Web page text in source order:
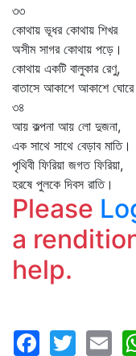
৩৩
কোথায় ভূধর কোথায় শিখর
অসীম সাগর কোথায় পড়ে।
কোথায় একটি বালুকার রেণু,
বাতাসে আকাশে আকাশে
৩৪
আয় কল্পনা আয় লো দুজনা,
এক সাথে সাথে বেড়াব মাতি।
পৃথিবী ফিরিয়া জগত ফিরিয়া,
হরষে পুলকে দিবস রাতি।
Please
a
help.